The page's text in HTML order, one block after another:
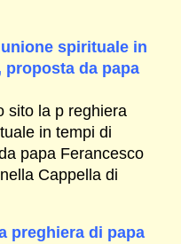
spirituale in
da papa
sito la p reghiera
in tempi di
papa Ferancesco
Cappella di
preghiera di papa